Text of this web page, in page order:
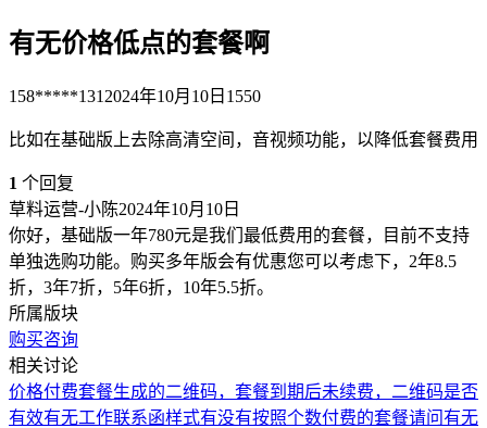
有无价格低点的套餐啊
158*****131 2024年10月10日 1550
比如在基础版上去除高清空间，音视频功能，以降低套餐费用
1 个回复
草料运营-小陈2024年10月10日
你好，基础版一年780元是我们最低费用的套餐，目前不支持
单独选购功能。购买多年版会有优惠您可以考虑下，2年8.5
折，3年7折，5年6折，10年5.5折。
所属版块
购买咨询
相关讨论
价格付费套餐生成的二维码，套餐到期后未续费，二维码是否
有效有无工作联系函样式有没有按照个数付费的套餐请问有无